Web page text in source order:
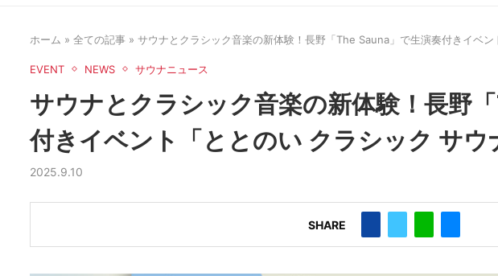
ホーム » 全ての記事 » サウナとクラシック音楽の新体験！長野「The Sauna」で生演奏付きイベ
EVENT NEWS サウナニュース
サウナとクラシック音楽の新体験！長野
付きイベント「ととのい クラシック サウ
2025.9.10
SHARE